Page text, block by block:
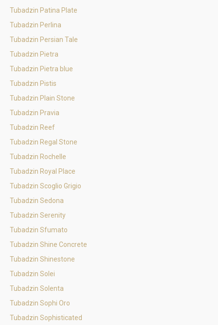
Tubadzin Patina Plate
Tubadzin Perlina
Tubadzin Persian Tale
Tubadzin Pietra
Tubadzin Pietra blue
Tubadzin Pistis
Tubadzin Plain Stone
Tubadzin Pravia
Tubadzin Reef
Tubadzin Regal Stone
Tubadzin Rochelle
Tubadzin Royal Place
Tubadzin Scoglio Grigio
Tubadzin Sedona
Tubadzin Serenity
Tubadzin Sfumato
Tubadzin Shine Concrete
Tubadzin Shinestone
Tubadzin Solei
Tubadzin Solenta
Tubadzin Sophi Oro
Tubadzin Sophisticated